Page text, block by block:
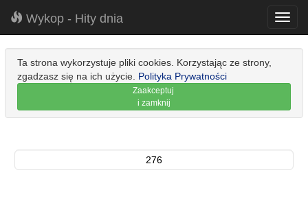
Wykop - Hity dnia
Ta strona wykorzystuje pliki cookies. Korzystając ze strony,
zgadzasz się na ich użycie. Polityka Prywatności
Zaakceptuj
i zamknij
276